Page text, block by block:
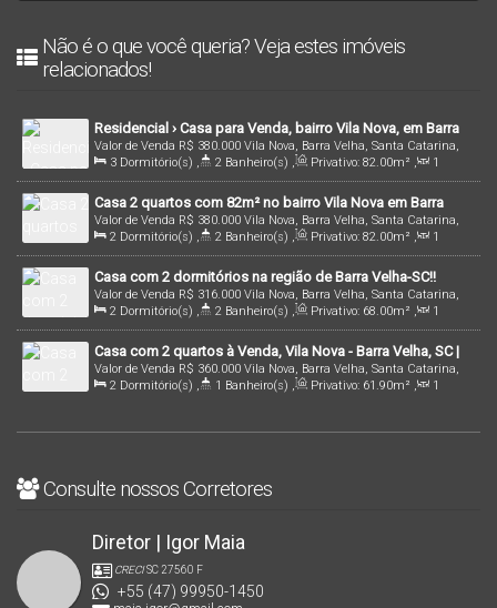
Não é o que você queria? Veja estes imóveis
relacionados!
Residencial › Casa para Venda, bairro Vila Nova, em Barra
Velha/SC | Cód.: 1148
R$ 380.000
Valor de Venda
Vila Nova, Barra Velha, Santa Catarina,
Brasil
3 Dormitório(s) , 2 Banheiro(s) , Privativo: 82.00m² ,
1
Sala(s) , 1 Suíte(s) , Total: 168.60m² , 2 Vaga(s) ,
2500m
Distância do Mar , Útil: 82.40m² , Terreno: 168.00m² ,
Comprimento: 20.00m , Fundos: 8.40m , Frente: 8.40 m ,
Lado
Direito: 20 .00m , Lado Esquerdo: 20.00m
Casa 2 quartos com 82m² no bairro Vila Nova em Barra
Velha/SC
R$ 380.000
Valor de Venda
Vila Nova, Barra Velha, Santa Catarina,
Brasil
2 Dormitório(s) , 2 Banheiro(s) , Privativo: 82.00m² ,
1
Sala(s) , 1 Suíte(s) , Total: 168.60m² , 2 Vaga(s) ,
2500m
Distância do Mar , Útil: 82 .40m² , Terreno: 168 .00m² ,
Comprimento: 20.00m , Fundos: 8.40m , Frente: 8.40 m ,
Lado
Direito: 20 .00m , Lado Esquerdo: 20.00m
Casa com 2 dormitórios na região de Barra Velha-SC!!
R$ 316.000
Valor de Venda
Vila Nova, Barra Velha, Santa Catarina,
Brasil
2 Dormitório(s) , 2 Banheiro(s) , Privativo: 68.00m² ,
1
Sala(s) , 1 Suíte(s) , 1 Vaga(s) , 2500mDistância do Mar ,
Útil: 68.00m²
Casa com 2 quartos à Venda, Vila Nova - Barra Velha, SC |
2142
R$ 360.000
Valor de Venda
Vila Nova, Barra Velha, Santa Catarina,
Brasil
2 Dormitório(s) , 1 Banheiro(s) , Privativo: 61 .90m² ,
1
Consulte nossos Corretores
Diretor | Igor Maia
CRECISC 27560 F
+55 (47) 99950-1450